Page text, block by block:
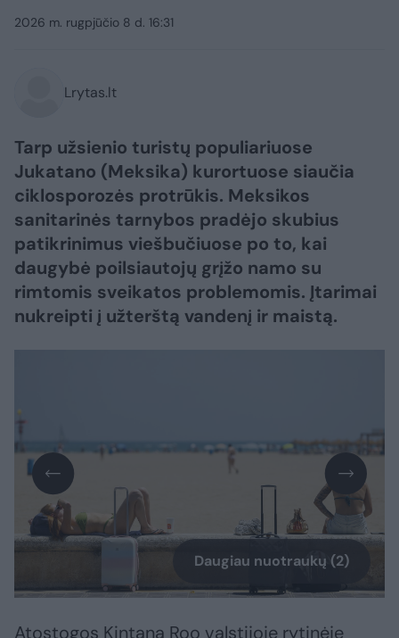
2026 m. rugpjūčio 8 d. 16:31
Lrytas.lt
Tarp užsienio turistų populiariuose
Jukatano (Meksika) kurortuose siaučia
ciklosporozės protrūkis. Meksikos
sanitarinės tarnybos pradėjo skubius
patikrinimus viešbučiuose po to, kai
daugybė poilsiautojų grįžo namo su
rimtomis sveikatos problemomis. Įtarimai
nukreipti į užterštą vandenį ir maistą.
Daugiau nuotraukų (2)
Atostogos Kintana Roo valstijoje rytinėje